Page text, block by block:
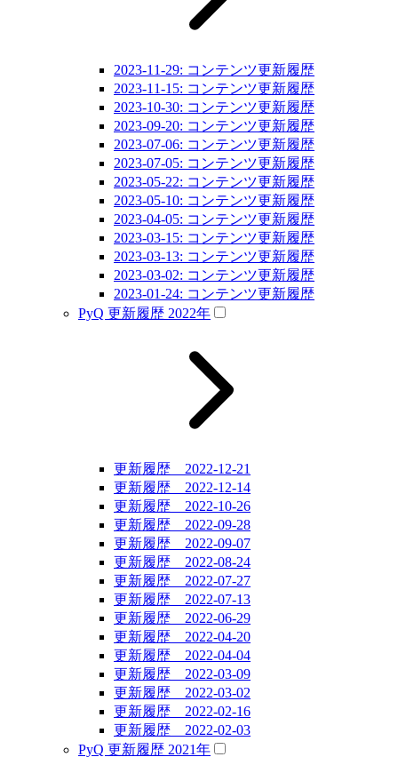
2023-11-29: コンテンツ更新履歴
2023-11-15: コンテンツ更新履歴
2023-10-30: コンテンツ更新履歴
2023-09-20: コンテンツ更新履歴
2023-07-06: コンテンツ更新履歴
2023-07-05: コンテンツ更新履歴
2023-05-22: コンテンツ更新履歴
2023-05-10: コンテンツ更新履歴
2023-04-05: コンテンツ更新履歴
2023-03-15: コンテンツ更新履歴
2023-03-13: コンテンツ更新履歴
2023-03-02: コンテンツ更新履歴
2023-01-24: コンテンツ更新履歴
PyQ 更新履歴 2022年
更新履歴 2022-12-21
更新履歴 2022-12-14
更新履歴 2022-10-26
更新履歴 2022-09-28
更新履歴 2022-09-07
更新履歴 2022-08-24
更新履歴 2022-07-27
更新履歴 2022-07-13
更新履歴 2022-06-29
更新履歴 2022-04-20
更新履歴 2022-04-04
更新履歴 2022-03-09
更新履歴 2022-03-02
更新履歴 2022-02-16
更新履歴 2022-02-03
PyQ 更新履歴 2021年